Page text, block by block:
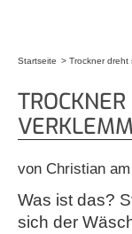
Startseite Trockner dreht
von Christian
Was ist das?
sich der